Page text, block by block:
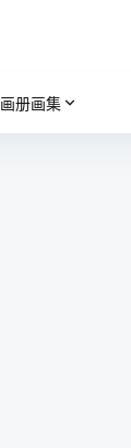
画册画集